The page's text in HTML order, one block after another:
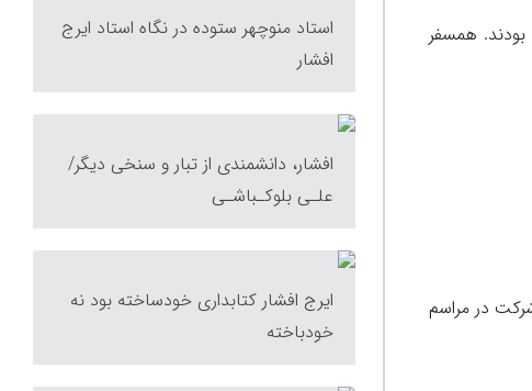
هم ندار بودند. همسایه بودند. همسفر
در مراسم
استاد منوچهر ستوده در نگاه استاد ایرج
افشار
افشار، دانشمندی از تبار و سنخی دیگر/
علـی بلوکـباشـی
ایرج افشار کتابداری خودساخته بود نه
خودباخته